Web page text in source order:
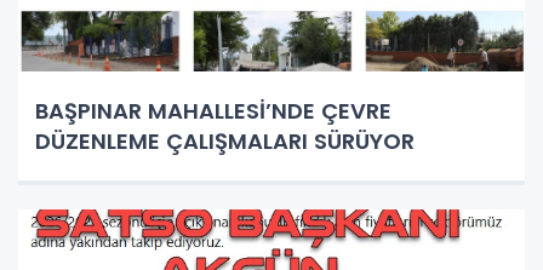
BAŞPINAR MAHALLESİ’NDE ÇEVRE
DÜZENLEME ÇALIŞMALARI SÜRÜYOR